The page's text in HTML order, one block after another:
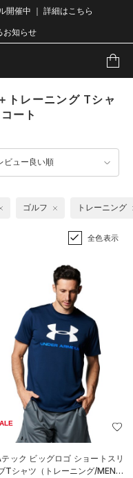
開催中 ｜ 詳細はこちら
お知らせ
トレーニング Tシャ
ート
ビュー良い順
ゴルフ トレーニング
全色表示
ック ビッグロゴ ショートスリ
Tシャツ（トレーニング/MEN）